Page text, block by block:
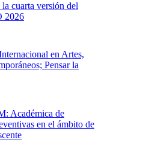
cuarta versión del
2026
en Artes,
Pensar la
Académica de
en el ámbito de